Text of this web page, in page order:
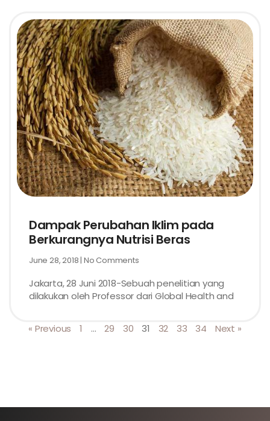
Dampak Perubahan Iklim pada
Berkurangnya Nutrisi Beras
June 28, 2018 No Comments
Jakarta, 28 Juni 2018-Sebuah penelitian yang
dilakukan oleh Professor dari Global Health and
« Previous 1 … 29 30 31 32 33 34 Next »